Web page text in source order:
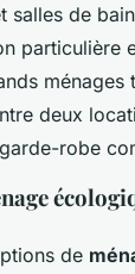
de
particulière
deux
robe
de